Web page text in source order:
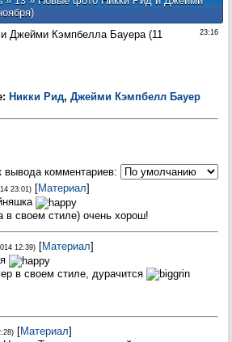
23:16
Джейми Кэмпбелла Бауера (11
Никки Рид, Джейми Кэмпбелл Бауер
вывода комментариев:
23:01) [Материал]
в своем стиле) очень хорош!
12:39) [Материал]
в своем стиле, дурачится
[Материал]